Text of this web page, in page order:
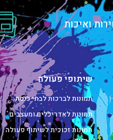
ואיכות
שיתופי פעולה
תמונות לברכות לבתי כנסת
תמונות לאדריכלים ומעצבים
תמונות זכוכית לשיתוף פעולה